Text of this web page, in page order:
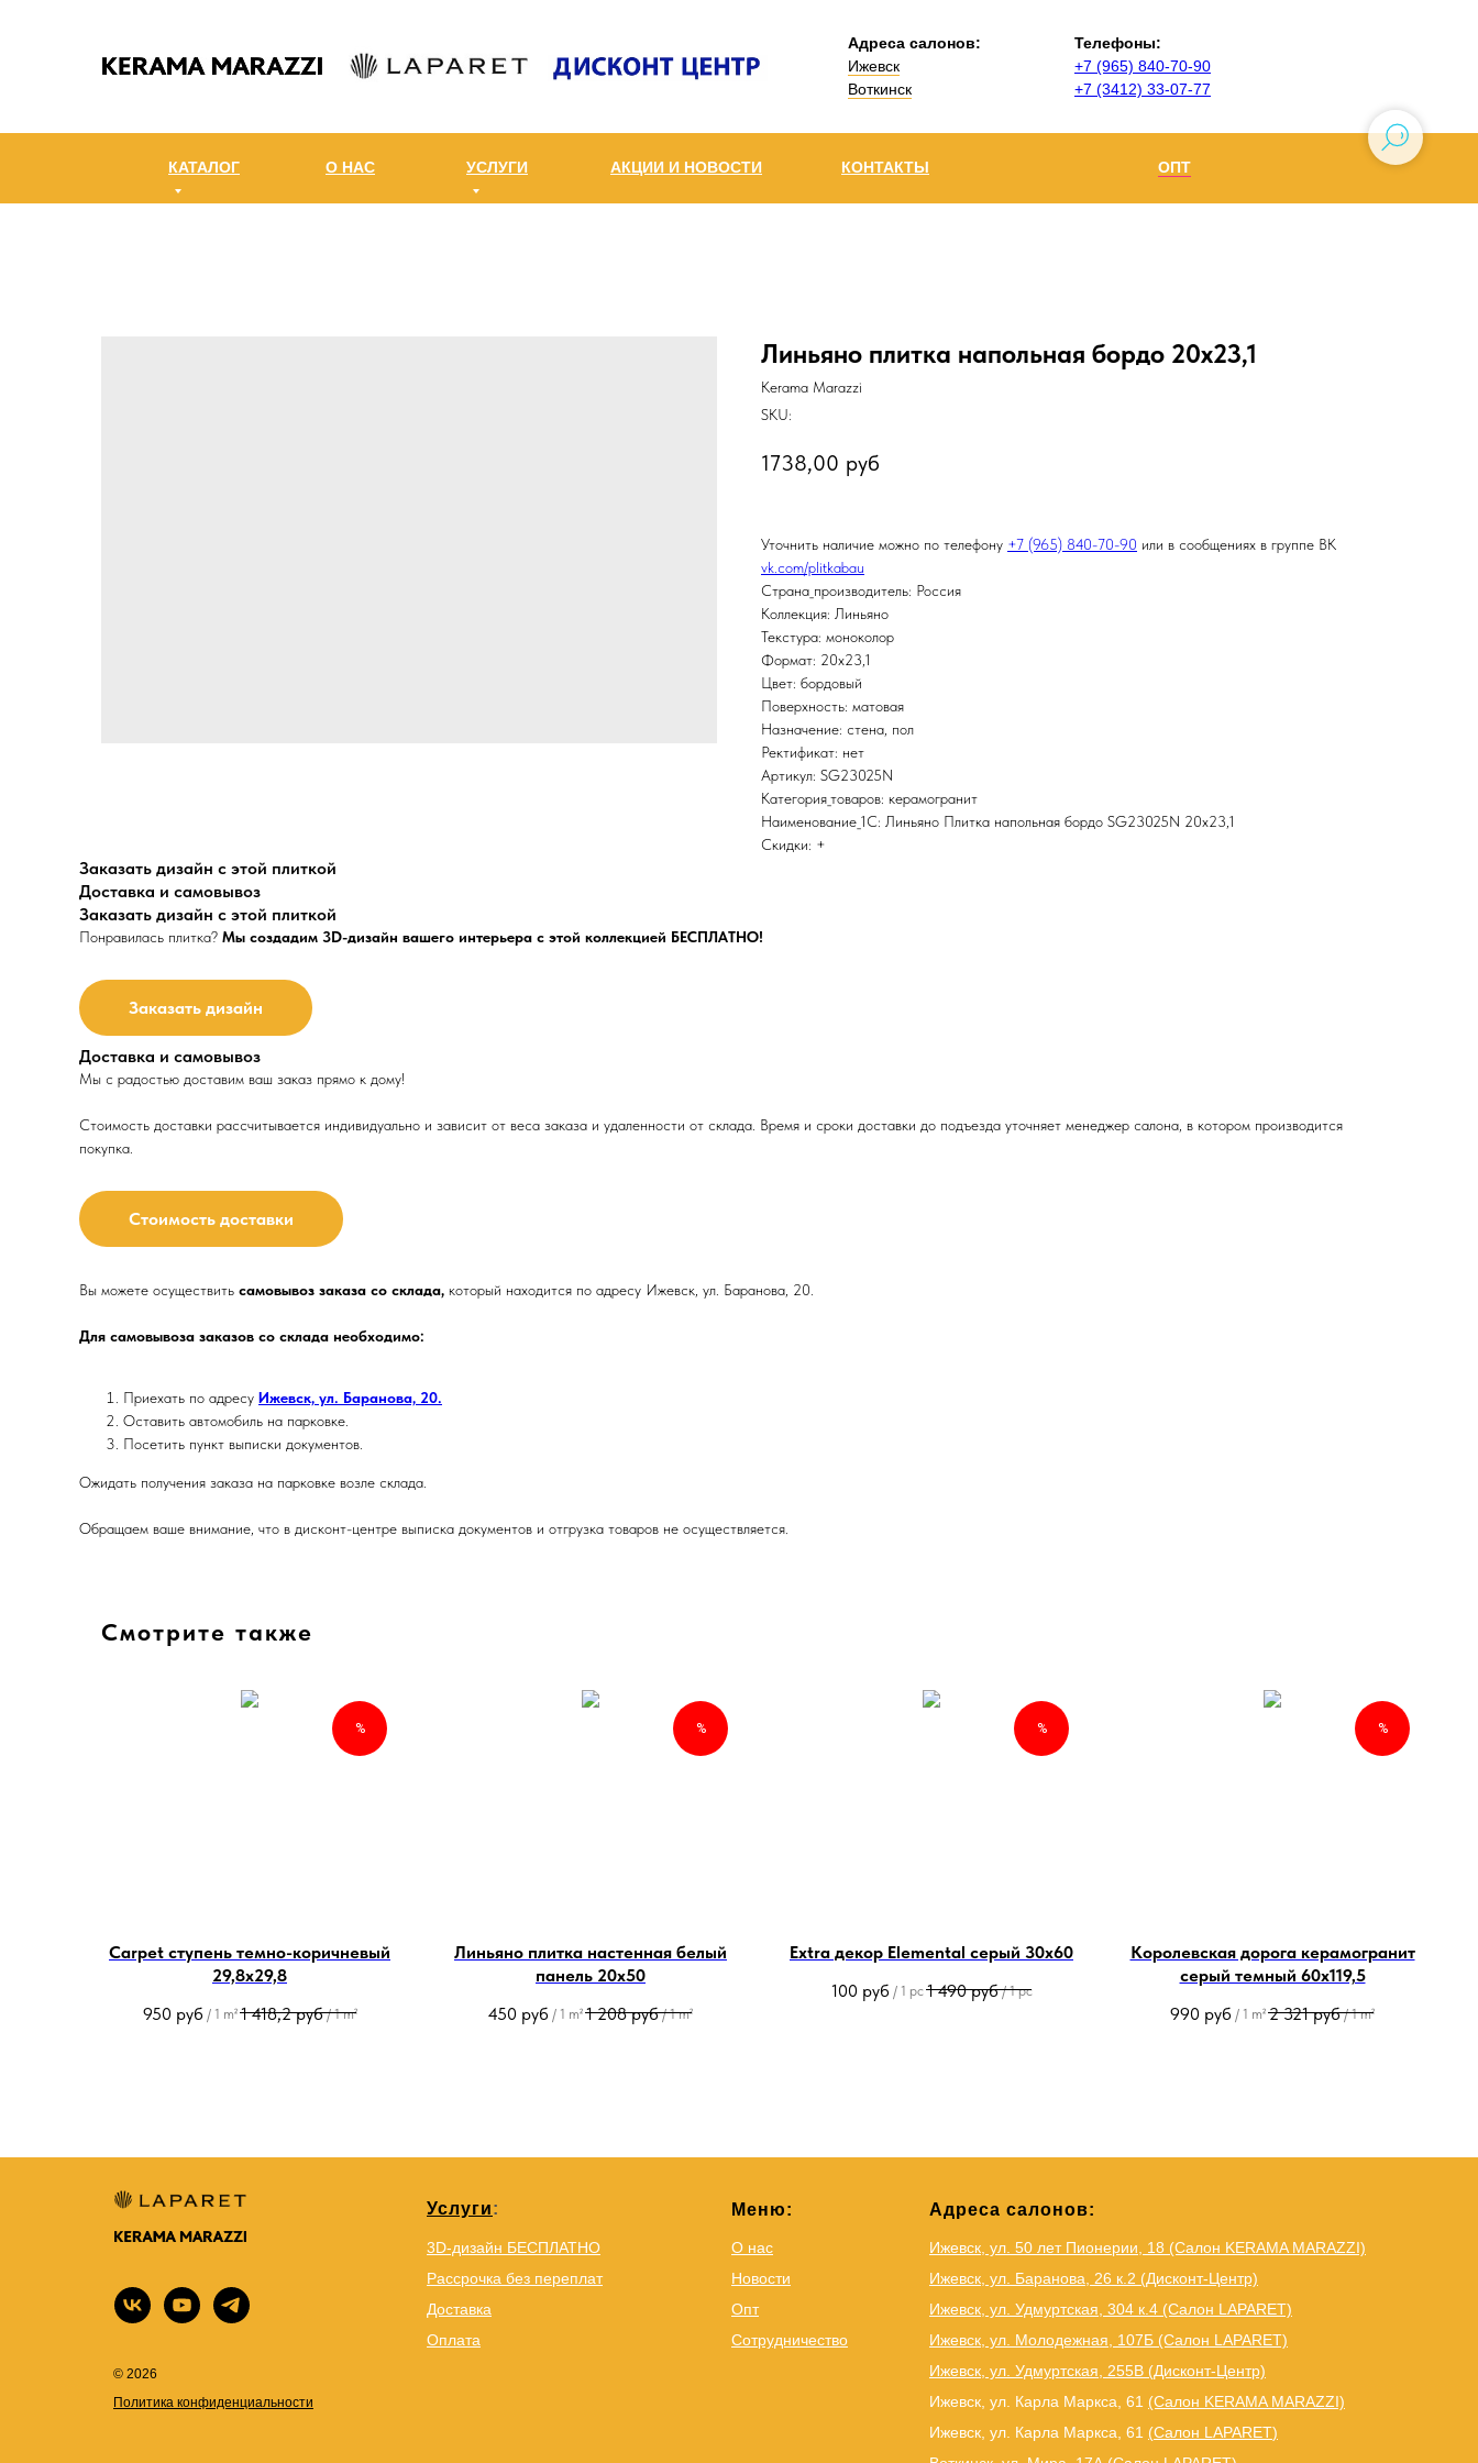
Телефоны:
+7 (965) 840-70-90
+7 (3412) 33-07-77
Адреса салонов:
Ижевск
Воткинск
КАТАЛОГ О НАС УСЛУГИ АКЦИИ И НОВОСТИ ОПТ
КОНТАКТЫ
Линьяно плитка напольная бордо 20х23,1
Kerama Marazzi
SKU:
1738,00 руб
Уточнить наличие можно по телефону +7 (965) 840-70-90 или в сообщениях в группе ВК
vk.com/plitkabau
Страна_производитель: Россия
Коллекция: Линьяно
Текстура: моноколор
Формат: 20x23,1
Цвет: бордовый
Поверхность: матовая
Назначение: стена, пол
Ректификат: нет
Артикул: SG23025N
Категория_товаров: керамогранит
Наименование_1С: Линьяно Плитка напольная бордо SG23025N 20х23,1
Скидки: +
Заказать дизайн с этой плиткой
Доставка и самовывоз
Заказать дизайн с этой плиткой
Понравилась плитка? Мы создадим 3D-дизайн вашего интерьера с этой коллекцией БЕСПЛАТНО!
Заказать дизайн
Доставка и самовывоз
Мы с радостью доставим ваш заказ прямо к дому!
Стоимость доставки рассчитывается индивидуально и зависит от веса заказа и удаленности от склада. Время и сроки доставки до подъезда уточняет менеджер салона, в котором производится
покупка.
Стоимость доставки
Вы можете осуществить самовывоз заказа со склада, который находится по адресу Ижевск, ул. Баранова, 20.
Для самовывоза заказов со склада необходимо:
Приехать по адресу Ижевск, ул. Баранова, 20.
Оставить автомобиль на парковке.
Посетить пункт выписки документов.
Ожидать получения заказа на парковке возле склада.
Обращаем ваше внимание, что в дисконт-центре выписка документов и отгрузка товаров не осуществляется.
Смотрите также
%
Carpet ступень темно-коричневый
29,8х29,8
950 руб / 1 m² 1 418,2 руб / 1 m²
%
Линьяно плитка настенная белый
панель 20х50
450 руб / 1 m² 1 208 руб / 1 m²
%
Extra декор Elemental серый 30х60
100 руб / 1 pc 1 490 руб / 1 pc
%
Королевская дорога керамогранит
серый темный 60х119,5
990 руб / 1 m² 2 321 руб / 1 m²
Услуги:
3D-дизайн БЕСПЛАТНО
Рассрочка без переплат
Доставка
Оплата
Меню:
О нас
Новости
Опт
Сотрудничество
Адреса салонов:
Ижевск, ул. 50 лет Пионерии, 18 (Салон KERAMA MARAZZI)
Ижевск, ул. Баранова, 26 к.2 (Дисконт-Центр)
Ижевск, ул. Удмуртская, 304 к.4 (Салон LAPARET)
Ижевск, ул. Молодежная, 107Б (Салон LAPARET)
Ижевск, ул. Удмуртская, 255В (Дисконт-Центр)
Ижевск, ул. Карла Маркса, 61 (Салон KERAMA MARAZZI)
Ижевск, ул. Карла Маркса, 61 (Салон LAPARET)
© 2026
Политика конфиденциальности